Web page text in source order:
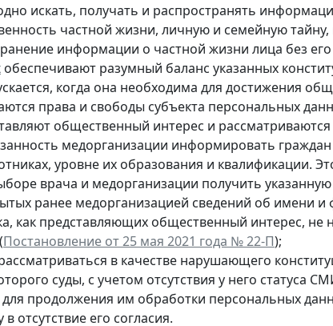
искать, получать и распространять
частной жизни, личную и семейную тайну,
информации о частной жизни лица без его
обеспечивают разумный баланс указанных
когда она необходима для достижения
права и свободы субъекта персональных
общественный интерес и рассматриваются
медорганизации информировать
уровне их образования и квалификации.
врача и медорганизации получить
ранее медорганизацией сведений об имени
как представляющих общественный интерес, не
Постановление от 25 мая 2021 года № 22-П);
в качестве нарушающего
суды, с учетом отсутствия у него статуса
продолжения им обработки персональных
отсутствие его согласия.